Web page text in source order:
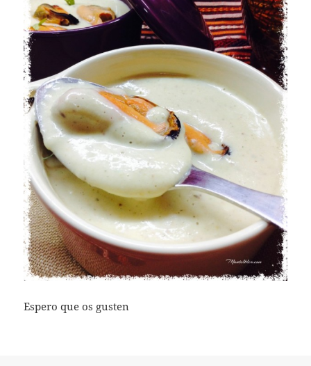
Espero que os gusten